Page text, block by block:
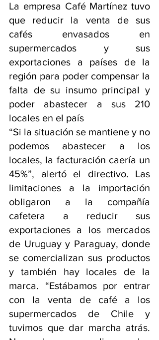
La empresa Café Martínez tuvo
que reducir la venta de sus
cafés envasados en
supermercados y sus
exportaciones a países de la
región para poder compensar la
falta de su insumo principal y
poder abastecer a sus 210
locales en el país
“Si la situación se mantiene y no
podemos abastecer a los
locales, la facturación caería un
45%”, alertó el directivo. Las
limitaciones a la importación
obligaron a la compañía
cafetera a reducir sus
exportaciones a los mercados
de Uruguay y Paraguay, donde
se comercializan sus productos
y también hay locales de la
marca. “Estábamos por entrar
con la venta de café a los
supermercados de Chile y
tuvimos que dar marcha atrás.